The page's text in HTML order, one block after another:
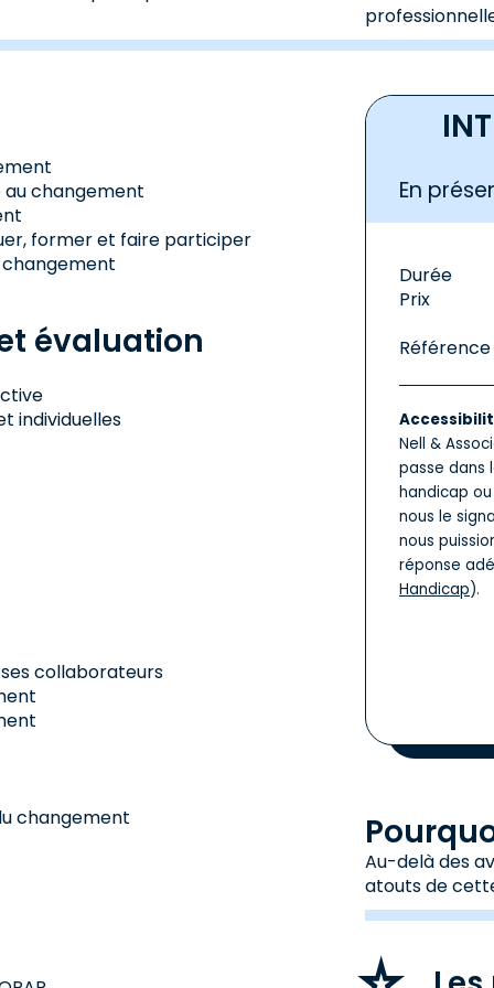
au changement
former et faire participer
évaluation
individuelles
collaborateurs
changement
En
Durée
Prix
Référence
Nell &
passe dans
handicap
nous le
nous
réponse
Handicap).
Au-delà des
atouts de